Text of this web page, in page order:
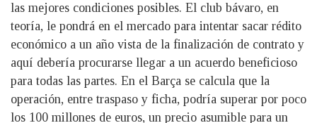
las mejores condiciones posibles. El club bávaro, en
teoría, le pondrá en el mercado para intentar sacar rédito
económico a un año vista de la finalización de contrato y
aquí debería procurarse llegar a un acuerdo beneficioso
para todas las partes. En el Barça se calcula que la
operación, entre traspaso y ficha, podría superar por poco
los 100 millones de euros, un precio asumible para un